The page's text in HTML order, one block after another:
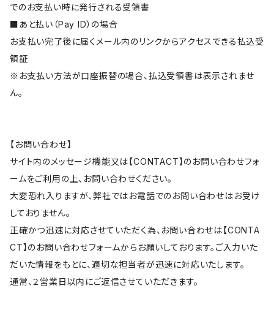
でのお支払い時に発行される受領書
■あと払い（Pay ID）の場合
お支払い完了後に届くメール内のリンクからアクセスできる払込受
領証
※お支払い方法が口座振替の場合、払込受領書は表示されませ
ん。
【お問い合わせ】
サイト内のメッセージ機能又は【CONTACT】のお問い合わせフォ
ームをご利用の上、お問い合わせください。
大変恐れ入りますが、弊社ではお電話でのお問い合わせはお受け
しておりません。
正確かつ迅速に対応させていただく為、お問い合わせは【CONTA
CT】のお問い合わせフォームからお願いしております。ご入力いた
だいた情報をもとに、適切な担当者が迅速に対応いたします。
通常、２営業日以内にご返信させていただきます。